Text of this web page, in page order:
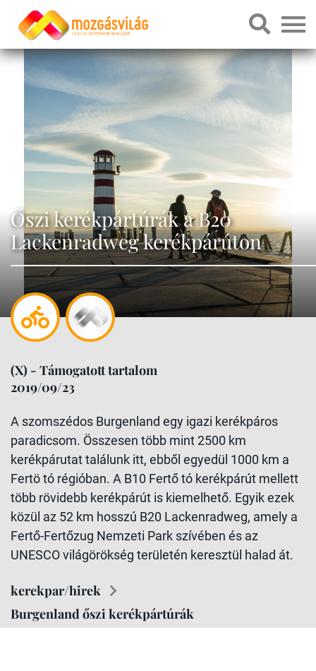
Őszi kerékpártúrák a B20
Lackenradweg kerékpárúton
(X) - Támogatott tartalom
2019/09/23
A szomszédos Burgenland egy igazi kerékpáros
paradicsom. Összesen több mint 2500 km
kerékpárutat találunk itt, ebből egyedül 1000 km a
Fertö tó régióban. A B10 Fertő tó kerékpárút mellett
több rövidebb kerékpárút is kiemelhető. Egyik ezek
közül az 52 km hosszú B20 Lackenradweg, amely a
Fertő-Fertőzug Nemzeti Park szívében és az
UNESCO világörökség területén keresztül halad át.
kerekpar/hirek
Burgenland őszi kerékpártúrák